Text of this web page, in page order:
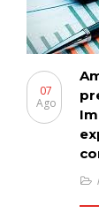
07
Ago